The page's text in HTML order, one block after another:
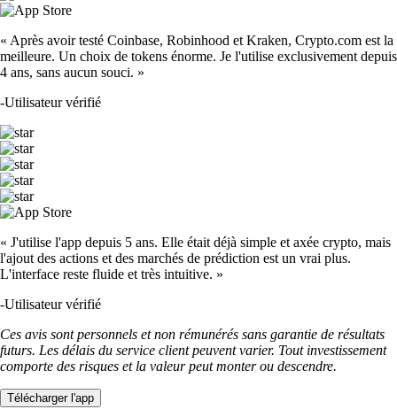
« Après avoir testé Coinbase, Robinhood et Kraken, Crypto.com est la
meilleure. Un choix de tokens énorme. Je l'utilise exclusivement depuis
4 ans, sans aucun souci. »
-Utilisateur vérifié
« J'utilise l'app depuis 5 ans. Elle était déjà simple et axée crypto, mais
l'ajout des actions et des marchés de prédiction est un vrai plus.
L'interface reste fluide et très intuitive. »
-Utilisateur vérifié
Ces avis sont personnels et non rémunérés sans garantie de résultats
futurs. Les délais du service client peuvent varier. Tout investissement
comporte des risques et la valeur peut monter ou descendre.
Télécharger l'app